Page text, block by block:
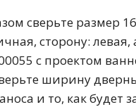
сверьте размер
сторону: левая,
с проектом
ширину
и то, как будет